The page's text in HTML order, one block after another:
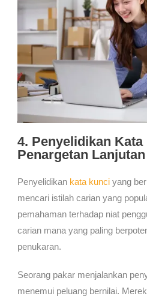
4. Penyelidikan
Penargetan Lanjutan
Penyelidikan kata kunciyang
mencari istilah carian yang
pemahaman terhadap niat
carian mana yang paling
penukaran.
Seorang pakar menjalankan
menemui peluang bernilai.